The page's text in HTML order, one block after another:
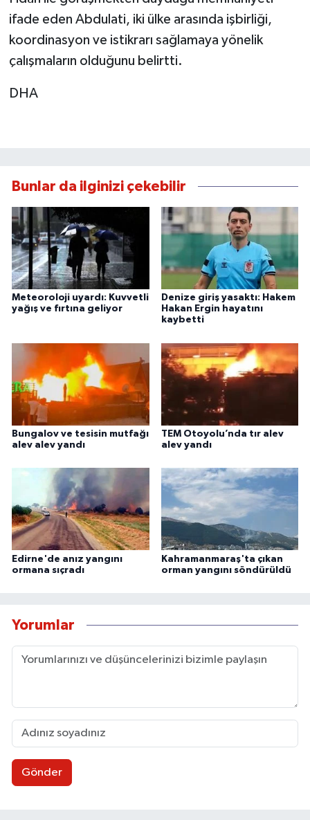
ifade eden Abdulati, iki ülke arasında işbirliği,
koordinasyon ve istikrarı sağlamaya yönelik
çalışmaların olduğunu belirtti.
DHA
Bunlar da ilginizi çekebilir
Meteoroloji uyardı: Kuvvetli
yağış ve fırtına geliyor
Denize giriş yasaktı: Hakem
Hakan Ergin hayatını
kaybetti
Bungalov ve tesisin mutfağı
alev alev yandı
TEM Otoyolu’nda tır alev
alev yandı
Edirne'de anız yangını
ormana sıçradı
Kahramanmaraş'ta çıkan
orman yangını söndürüldü
Yorumlar
Gönder